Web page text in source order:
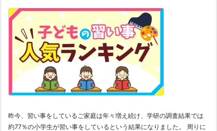
昨今、習い事をしているご家庭は年々増え続け、学研の調査結果では
約77％の小学生が習い事をしているという結果になりました。 周りに